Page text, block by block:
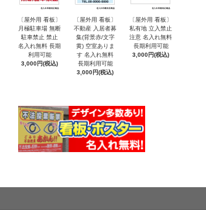
〔屋外用 看板〕
月極駐車場 無断
駐車禁止 禁止
名入れ無料 長期
利用可能
3,000円(税込)
〔屋外用 看板〕
不動産 入居者募
集(背景赤/文字
黄) 空室ありま
す 名入れ無料
長期利用可能
3,000円(税込)
〔屋外用 看板〕
私有地 立入禁止
注意 名入れ無料
長期利用可能
3,000円(税込)